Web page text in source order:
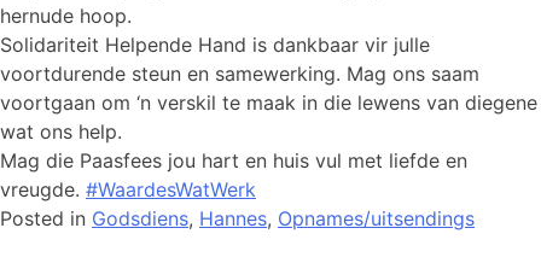
hernude hoop.
Solidariteit Helpende Hand is dankbaar vir julle
voortdurende steun en samewerking. Mag ons saam
voortgaan om ‘n verskil te maak in die lewens van diegene
wat ons help.
Mag die Paasfees jou hart en huis vul met liefde en
vreugde. #WaardesWatWerk
Posted in Godsdiens, Hannes, Opnames/uitsendings